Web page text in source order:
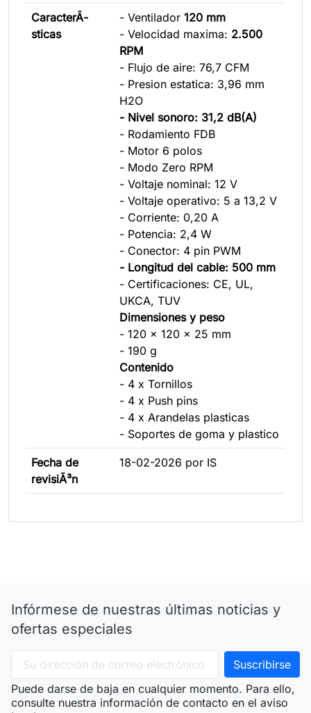
CaracterÃ­
sticas
- Ventilador 120 mm
- Velocidad maxima: 2.500
RPM
- Flujo de aire: 76,7 CFM
- Presion estatica: 3,96 mm
H2O
- Nivel sonoro: 31,2 dB(A)
- Rodamiento FDB
- Motor 6 polos
- Modo Zero RPM
- Voltaje nominal: 12 V
- Voltaje operativo: 5 a 13,2 V
- Corriente: 0,20 A
- Potencia: 2,4 W
- Conector: 4 pin PWM
- Longitud del cable: 500 mm
- Certificaciones: CE, UL,
UKCA, TUV
Dimensiones y peso
- 120 x 120 x 25 mm
- 190 g
Contenido
- 4 x Tornillos
- 4 x Push pins
- 4 x Arandelas plasticas
- Soportes de goma y plastico
Fecha de
revisiÃ³n
18-02-2026 por IS
Infórmese de nuestras últimas noticias y
ofertas especiales
Puede darse de baja en cualquier momento. Para ello,
consulte nuestra información de contacto en el aviso